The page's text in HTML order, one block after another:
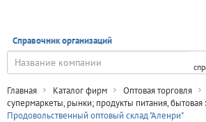
Справочник организаций
Главная Каталог фирм Оптовая торговля
супермаркеты, рынки; продукты питания, бытовая
Продовольственный оптовый склад "Аленри"